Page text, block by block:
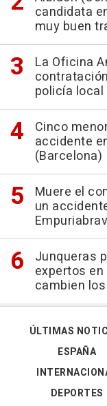
candidata
muy buen
La Oficina
policía local
Cinco
accidente
(Barcelona)
Muere el
un
Junqueras
expertos
cambien
ÚLTIMAS
ESPAÑA
DEPORTES